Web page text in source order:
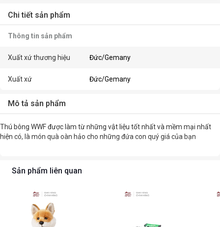
Chi tiết sản phẩm
Thông tin sản phẩm
Xuất xứ thương hiệu Đức/Gemany
Xuất xứ Đức/Gemany
Mô tả sản phẩm
Thú bông WWF được làm từ những vật liệu tốt nhất và mềm mại nhất
hiện có, là món quà oàn hảo cho những đứa con quý giá của bạn
Sản phẩm liên quan